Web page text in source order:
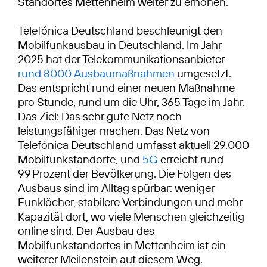
Telefónica Deutschland beschleunigt den
Mobilfunkausbau in Deutschland. Im Jahr
2025 hat der Telekommunikationsanbieter
rund 8000 Ausbaumaßnahmen umgesetzt.
Das entspricht rund einer neuen Maßnahme
pro Stunde, rund um die Uhr, 365 Tage im Jahr.
Das Ziel: Das sehr gute Netz noch
leistungsfähiger machen. Das Netz von
Telefónica Deutschland umfasst aktuell 29.000
Mobilfunkstandorte, und 5G erreicht rund
99 Prozent der Bevölkerung. Die Folgen des
Ausbaus sind im Alltag spürbar: weniger
Funklöcher, stabilere Verbindungen und mehr
Kapazität dort, wo viele Menschen gleichzeitig
online sind. Der Ausbau des
Mobilfunkstandortes in Mettenheim ist ein
weiterer Meilenstein auf diesem Weg.